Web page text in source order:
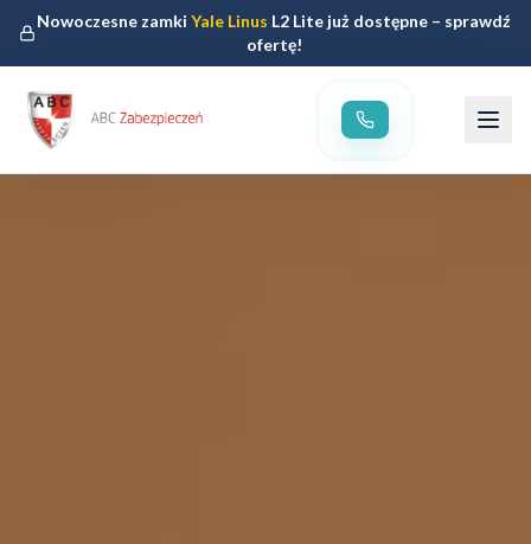
Nowoczesne zamkiYale Linus L2 Lite już dostępne – sprawdź
ofertę!